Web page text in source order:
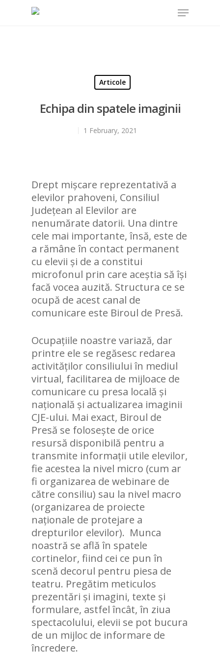
Articole
Echipa din spatele imaginii
1 February, 2021
Drept mișcare reprezentativă a
elevilor prahoveni, Consiliul
Județean al Elevilor are
nenumărate datorii. Una dintre
cele mai importante, însă, este de
a rămâne în contact permanent
cu elevii și de a constitui
microfonul prin care aceștia să își
facă vocea auzită. Structura ce se
ocupă de acest canal de
comunicare este Biroul de Presă.
Ocupațiile noastre variază, dar
printre ele se regăsesc redarea
activităților consiliului în mediul
virtual, facilitarea de mijloace de
comunicare cu presa locală și
națională și actualizarea imaginii
CJE-ului. Mai exact, Biroul de
Presă se folosește de orice
resursă disponibilă pentru a
transmite informații utile elevilor,
fie acestea la nivel micro (cum ar
fi organizarea de webinare de
către consiliu) sau la nivel macro
(organizarea de proiecte
naționale de protejare a
drepturilor elevilor). Munca
noastră se află în spatele
cortinelor, fiind cei ce pun în
scenă decorul pentru piesa de
teatru. Pregătim meticulos
prezentări și imagini, texte și
formulare, astfel încât, în ziua
spectacolului, elevii se pot bucura
de un mijloc de informare de
încredere.